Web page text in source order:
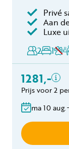
Privé
Aan
Luxe
2
1
1281,-
Prijs voor 2
ma 10 aug.